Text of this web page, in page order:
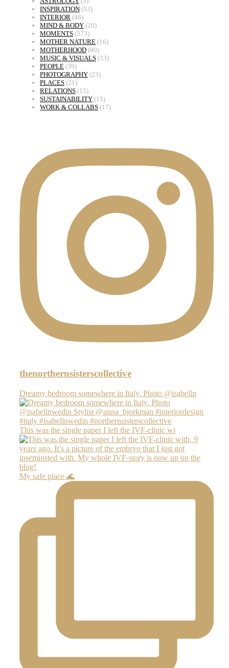
INSPIRATION (53)
INTERIOR (46)
MIND & BODY (20)
MOMENTS (373)
MOTHER NATURE (16)
MOTHERHOOD (80)
MUSIC & VISUALS (33)
PEOPLE (39)
PHOTOGRAPHY (23)
PLACES (21)
RELATIONS (15)
SUSTAINABILITY (15)
WORK & COLLABS (17)
thenorthernsisterscollective
Dreamy bedroom somewhere in Italy. Photo @isabelln
This was the single paper I left the IVF-clinic wi
My safe place 🌊